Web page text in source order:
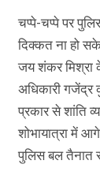
चप्पे-चप्पे पर
दिक्कत ना हो सके
जय शंकर मिश्रा
अधिकारी गजेंद्र
प्रकार से शांति
शोभायात्रा में
पुलिस बल तैनात